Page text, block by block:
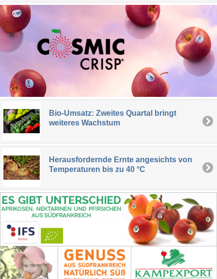
Bio-Umsatz: Zweites Quartal bringt
weiteres Wachstum
Herausfordernde Ernte angesichts von
Temperaturen bis zu 40 °C